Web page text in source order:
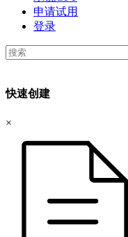
申请试用
登录
快速创建
×